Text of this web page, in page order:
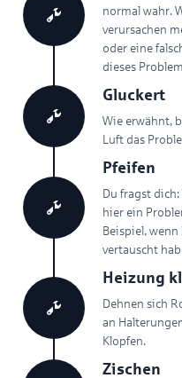
normal wahr.
verursachen
oder eine
dieses
Gluckert
Wie erwähnt,
Luft das
Pfeifen
Du fragst
hier ein
Beispiel,
vertauscht
Heizung
Dehnen sich
an
Klopfen.
Zischen